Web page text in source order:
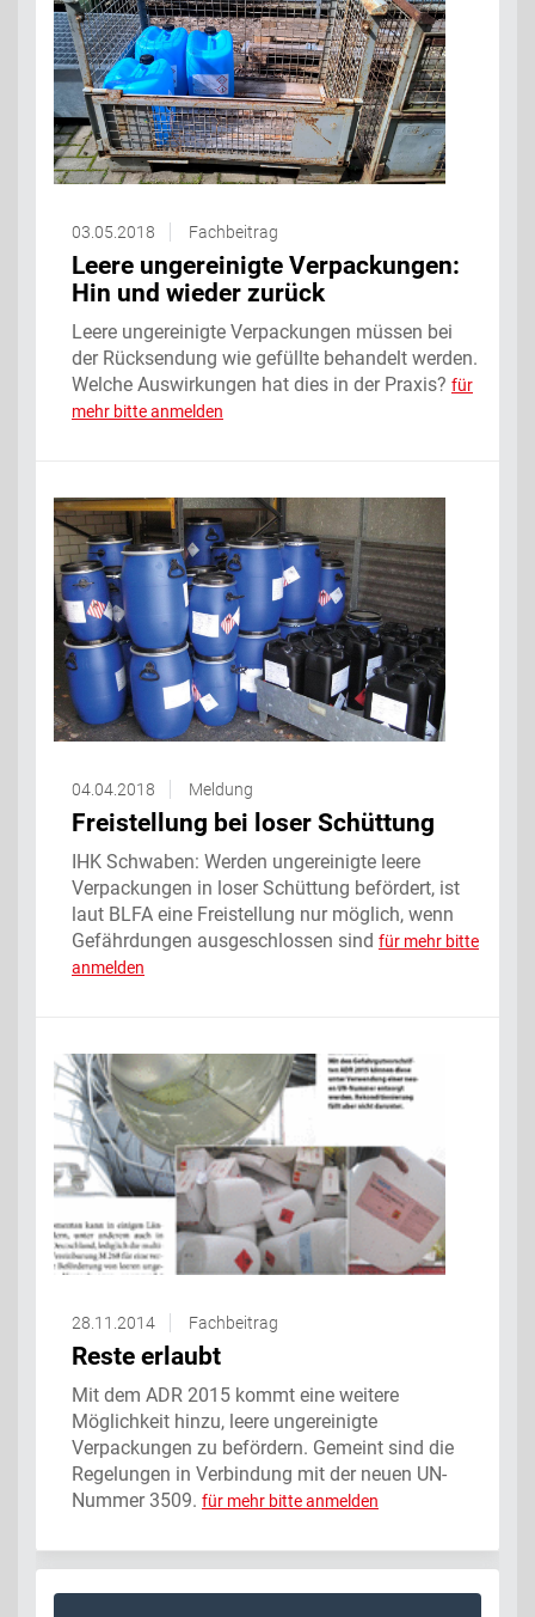
03.05.2018 Fachbeitrag
Leere ungereinigte Verpackungen:
Hin und wieder zurück
Leere ungereinigte Verpackungen müssen bei
der Rücksendung wie gefüllte behandelt werden.
Welche Auswirkungen hat dies in der Praxis? für
mehr bitte anmelden
04.04.2018 Meldung
Freistellung bei loser Schüttung
IHK Schwaben: Werden ungereinigte leere
Verpackungen in loser Schüttung befördert, ist
laut BLFA eine Freistellung nur möglich, wenn
Gefährdungen ausgeschlossen sind für mehr bitte
anmelden
28.11.2014 Fachbeitrag
Reste erlaubt
Mit dem ADR 2015 kommt eine weitere
Möglichkeit hinzu, leere ungereinigte
Verpackungen zu befördern. Gemeint sind die
Regelungen in Verbindung mit der neuen UN-
Nummer 3509. für mehr bitte anmelden